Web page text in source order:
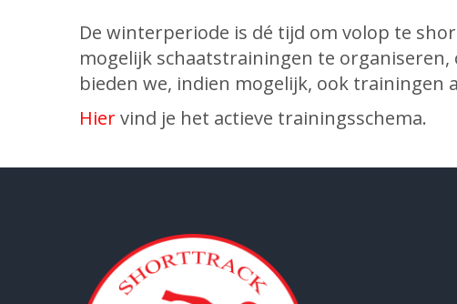
De winterperiode is dé tijd om volop te
mogelijk schaatstrainingen te
bieden we, indien mogelijk, ook trainingen
Hiervind je het actieve trainingsschema.